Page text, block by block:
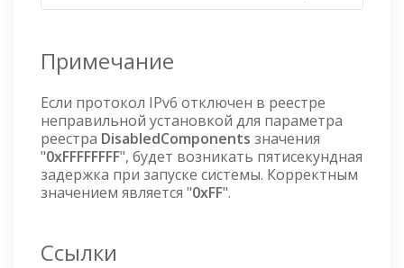
Примечание
Если протокол IPv6 отключен в реестре
неправильной установкой для параметра
реестра DisabledComponents значения
"0xFFFFFFFF", будет возникать пятисекундная
задержка при запуске системы. Корректным
значением является "0xFF".
Ссылки